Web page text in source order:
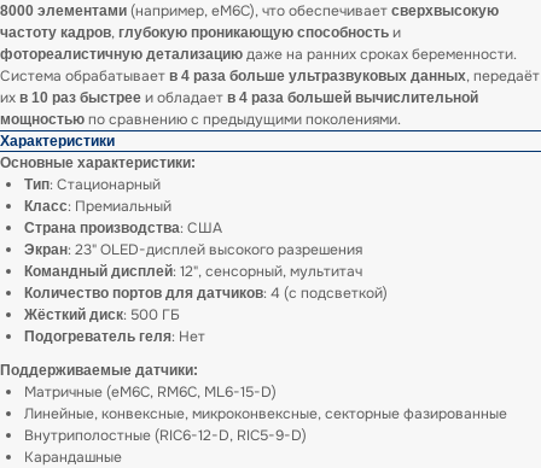
8000 элементами (например, eM6C), что обеспечивает сверхвысокую
частоту кадров, глубокую проникающую способность и
фотореалистичную детализацию даже на ранних сроках беременности.
Система обрабатывает в 4 раза больше ультразвуковых данных, передаёт
их в 10 раз быстрее и обладает в 4 раза большей вычислительной
мощностью по сравнению с предыдущими поколениями.
Характеристики
Основные характеристики:
Тип: Стационарный
Класс: Премиальный
Страна производства: США
Экран: 23" OLED-дисплей высокого разрешения
Командный дисплей: 12", сенсорный, мультитач
Количество портов для датчиков: 4 (с подсветкой)
Жёсткий диск: 500 ГБ
Подогреватель геля: Нет
Поддерживаемые датчики:
Матричные (eM6C, RM6C, ML6-15-D)
Линейные, конвексные, микроконвексные, секторные фазированные
Внутриполостные (RIC6-12-D, RIC5-9-D)
Карандашные